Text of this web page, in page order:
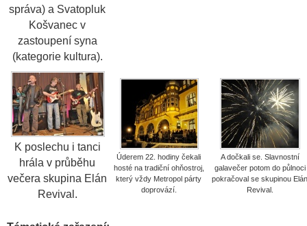
správa) a Svatopluk
Košvanec v
zastoupení syna
(kategorie kultura).
K poslechu i tanci
hrála v průběhu
večera skupina Elán
Revival.
Úderem 22. hodiny čekali
hosté na tradiční ohňostroj,
který vždy Metropol párty
doprovází.
A dočkali se. Slavnostní
galavečer potom do půlnoci
pokračoval se skupinou
Revival.